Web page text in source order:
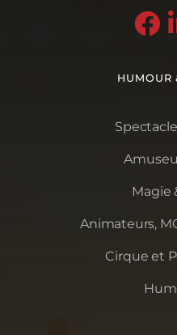

HUMOUR
Magie
Animateurs,
Cirque et